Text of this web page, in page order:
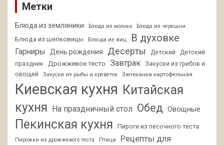
Метки
Блюда из земляники Блюда из молока Блюда из черешни
Блюда из шелковицы Блюда из яиц В духовке
Гарниры День рождения Десерты Детский
Детский
праздник
Дрожжевое тесто Завтрак
Закуски из грибов и
овощей
Закуски из рыбы и креветок Запеканка картофельная
Киевская кухня Китайская
кухня
На праздничный стол Обед Овощные
Пекинская кухня Пироги из песочного теста
Пирожки из дрожжевого теста Птица
Рецепты для